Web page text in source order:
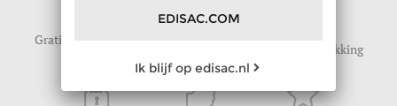
Gratis levering vanaf
Geschenkverpakking
EDISAC.COM
Ik blijf op edisac.nl